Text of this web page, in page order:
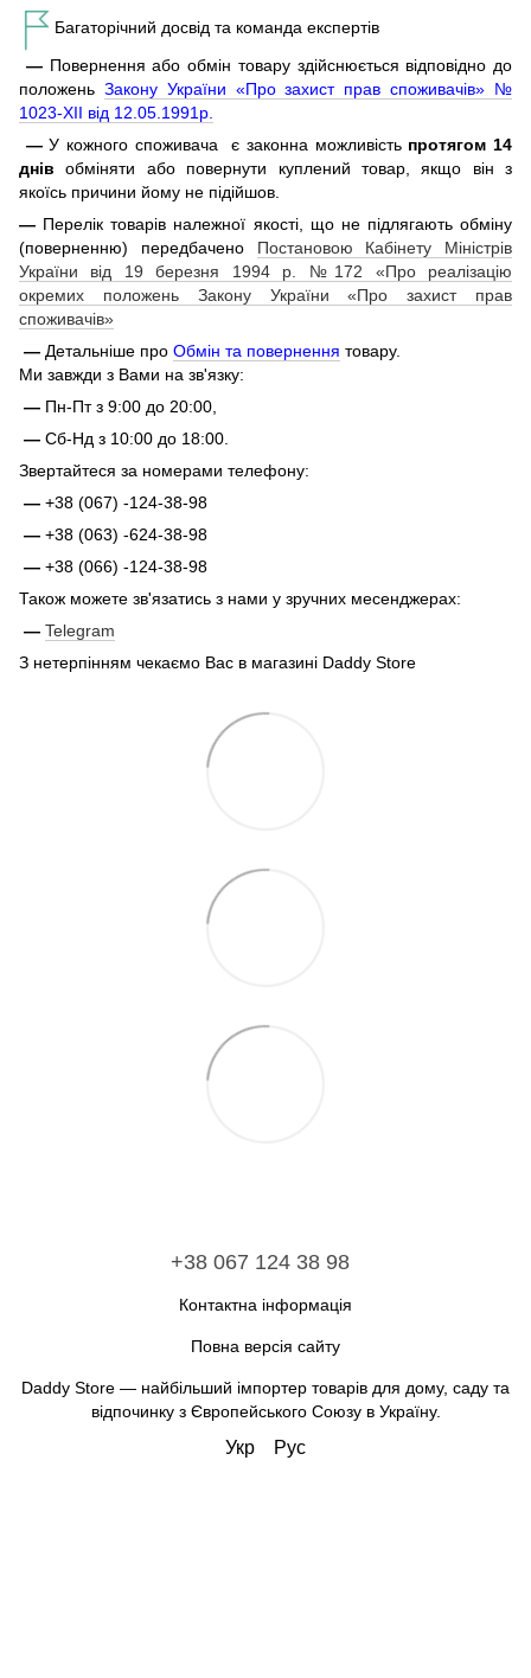
Багаторічний досвід та команда експертів
— Повернення або обмін товару здійснюється відповідно до
положень Закону України «Про захист прав споживачів» №
1023-XII від 12.05.1991р.
—У кожного споживача є законна можливість протягом 14
днів обміняти або повернути куплений товар, якщо він з
якоїсь причини йому не підійшов.
— Перелік товарів належної якості, що не підлягають обміну
(поверненню) передбачено Постановою Кабінету Міністрів
України від 19 березня 1994 р. №172 «Про реалізацію
окремих положень Закону України «Про захист прав
споживачів»
— Детальніше про Обмін та повернення товару.
Ми завжди з Вами на зв'язку:
— Пн-Пт з 9:00 до 20:00,
— Сб-Нд з 10:00 до 18:00.
Звертайтеся за номерами телефону:
— +38 (067) -124-38-98
— +38 (063) -624-38-98
— +38 (066) -124-38-98
Також можете зв'язатись з нами у зручних месенджерах:
— Telegram
З нетерпінням чекаємо Вас в магазині Daddy Store
+38 067 124 38 98
Контактна інформація
Повна версія сайту
Daddy Store — найбільший імпортер товарів для дому, саду та
відпочинку з Європейського Союзу в Україну.
Укр Рус